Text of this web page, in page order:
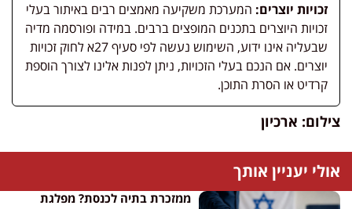
זכויות יוצרים: המערכת משקיעה מאמצים רבים באיתור בעלי
זכויות היוצרים בתכנים המופצים ברבים. במידה ופורסמה מדיה
שבעליה אינו ידוע, השימוש נעשה לפי סעיף 27א לחוק זכויות
יוצרים. אם הנכם בעלי הזכויות, ניתן לפנות אלינו לצורך הוספת
קרדיט או הסרת התוכן.
צילום: ארכיון
אולי יעניין אותך
ממזכרת בתיה לכנסת? מפלגת